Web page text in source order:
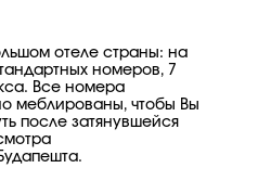
отеле страны: на
номеров, 7
Все номера
меблированы, чтобы Вы
после затянувшейся